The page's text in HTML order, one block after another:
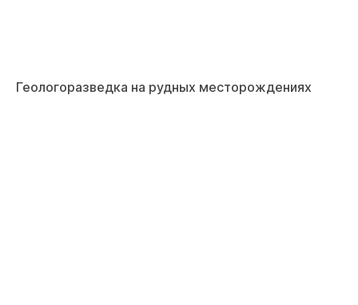
Геологоразведка на рудных месторождениях